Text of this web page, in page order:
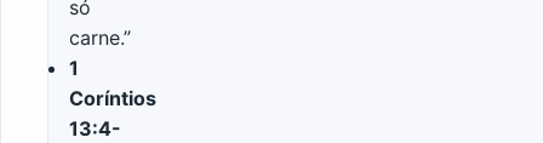
só
carne.”
1
Coríntios
13:4-